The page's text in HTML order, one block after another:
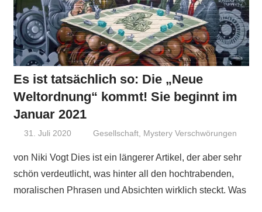
Es ist tatsächlich so: Die „Neue
Weltordnung“ kommt! Sie beginnt im
Januar 2021
31. Juli 2020 Niki Vogt
Gesellschaft, Mystery Verschwörungen
von Niki Vogt Dies ist ein längerer Artikel, der aber sehr
schön verdeutlicht, was hinter all den hochtrabenden,
moralischen Phrasen und Absichten wirklich steckt. Was